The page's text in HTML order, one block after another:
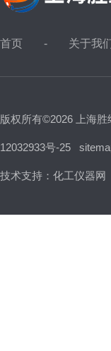
首页 关于我
版权所有©2026 上海
12032933号-25
技术支持： 化工仪器网